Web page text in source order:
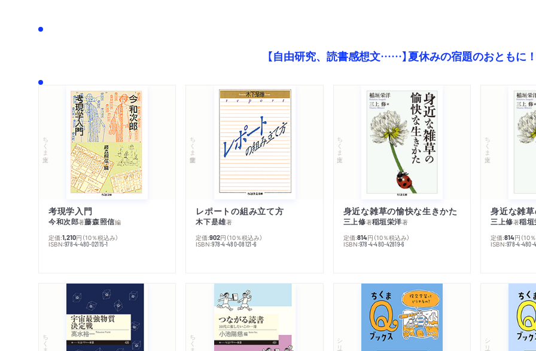
【自由研究、読書感想文……】夏休みの宿題のおともに
ちくま文庫
考現学入門
今和次郎著藤森照信編
定価:1,210円 （10％税込み）
ISBN:978-4-480-02115-1
ちくま学芸文庫
レポートの組み立て方
木下是雄著
定価:902円 （10％税込み）
ISBN:978-4-480-08121-6
ちくま文庫
身近な雑草の愉快な生きかた
三上修著稲垣栄洋著
定価:814円 （10％税込み）
ISBN:978-4-480-42819-6
ちくま文庫
身近な雑
三上修著稲
定価:814円 （10
ISBN:978-4-480-
シリーズ・全集 シリーズ・全集